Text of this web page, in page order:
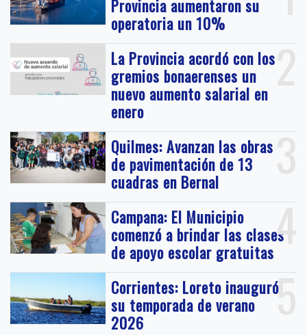
Provincia aumentaron su
operatoria un 10%
2
La Provincia acordó con los
gremios bonaerenses un
nuevo aumento salarial en
enero
3
Quilmes: Avanzan las obras
de pavimentación de 13
cuadras en Bernal
4
Campana: El Municipio
comenzó a brindar las clases
de apoyo escolar gratuitas
5
Corrientes: Loreto inauguró
su temporada de verano
2026